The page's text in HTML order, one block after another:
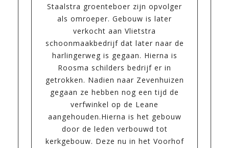
Staalstra groenteboer zijn opvolger
als omroeper. Gebouw is later
verkocht aan Vlietstra
schoonmaakbedrijf dat later naar de
harlingerweg is gegaan. Hierna is
Roosma schilders bedrijf er in
getrokken. Nadien naar Zevenhuizen
gegaan ze hebben nog een tijd de
verfwinkel op de Leane
aangehouden.Hierna is het gebouw
door de leden verbouwd tot
kerkgebouw. Deze nu in het Voorhof